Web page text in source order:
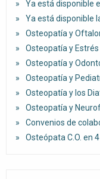
Ya está disponible
Ya está disponible
Osteopatía y
Osteopatía y Estrés
Osteopatía y
Osteopatía y
Osteopatía y los
Osteopatía y
Convenios de
Osteópata C.O. en